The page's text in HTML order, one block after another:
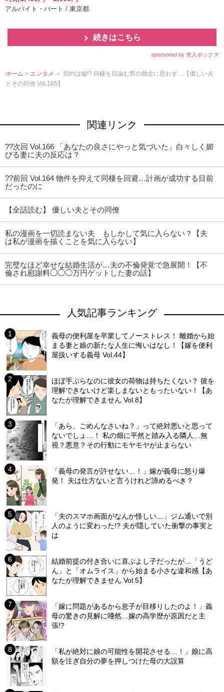
アルバイト・パート / 東京都
続きはこちら
sponsored by 求人ボックス
ホーム > エンタメ ＞ 契約は嘘!? 同棲を目論む男の執念に思わず…【優しい夫
とその同僚 Vol.165】
関連リンク
??次回 Vol.166 「あなたの良さにやっと気づいた」白々しく媚
びる妻に夫の反応は？
??前回 Vol.164 物件を抑えて同棲を回避…計画が成功する目前
だったのに
【全話読む】 優しい夫とその同僚
私の漫画を一切読まない夫 もしかして気に入らない？【夫
は私が漫画を描くことを気に入らない】
完璧なほど幸せな結婚生活が…夫の不倫発覚で急展開！【不
倫され慰謝料◯◯◯万円ゲットした妻の話】
人気記事ランキング
義母の便利屋を卒業してノーストレス！ 離婚から始
まる妻と娘の新たな人生に悔いはなし！【嫁を便利
屋扱いする義母 Vol.44】
ほぼ手ぶらなのに彼女の荷物は持ちたくない？ 彼を
理解できないけど楽しまないともったいない！【あ
なたが理解できません Vol.8】
「あら、ごめんなさいね？」って絶対悪いと思って
ないでしょ…！ 私の畑に平然と踏み入る隣人…無
視？悪意？その行動にモヤモヤが止まらない
「義母の発言が許せない…！」嫁が義母に怒り爆
発！ 夫は仕方ないと言うけれど諦めるべき？
「夫のスマホ画面がなんか怪しい…」ジム通いで別
人のように変わった!? 夫が隠していた衝撃の事実と
は
結婚前提の付き合いに喜ぶよし子だったが…「うど
ん」と「オムライス」から始まる小さな違和感【あ
なたが理解できません Vol.5】
「嫁に問題があるから息子が目移りしたのよ！」義
母の驚きの見解に唖然…嫁の高学歴が原因だと主
張!?
「私が絶対に娘の可能性を開花させる…！」娘に高
額を注ぎ自分の夢を押しつけた母の大誤算